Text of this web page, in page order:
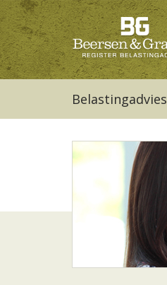
Belastingadvies